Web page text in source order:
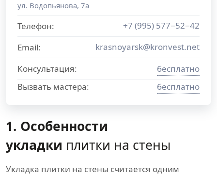
1. Особенности
укладки плитки на стены
Укладка плитки на стены считается одним
ул. Водопьянова, 7а
Телефон:
+7 (995) 577−52−42
Email:
krasnoyarsk@kronvest.net
Консультация:
бесплатно
Вызвать мастера:
бесплатно